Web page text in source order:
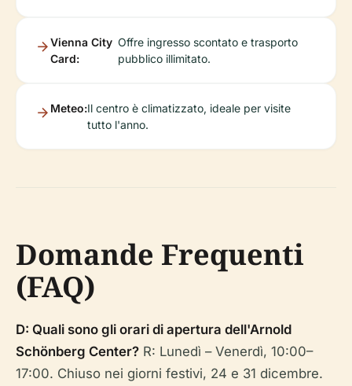
Vienna City
Card:
Offre ingresso scontato e trasporto
pubblico illimitato.
Meteo:Il centro è climatizzato, ideale per visite
tutto l'anno.
Domande Frequenti
(FAQ)
D: Quali sono gli orari di apertura dell'Arnold
Schönberg Center? R: Lunedì – Venerdì, 10:00–
17:00. Chiuso nei giorni festivi, 24 e 31 dicembre.